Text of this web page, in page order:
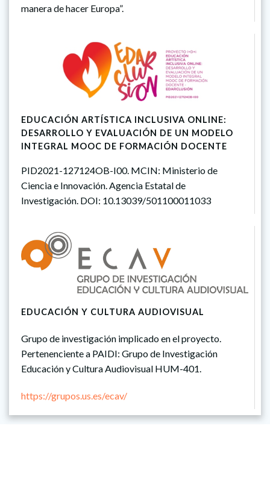
manera de hacer Europa”.
EDUCACIÓN ARTÍSTICA INCLUSIVA ONLINE:
DESARROLLO Y EVALUACIÓN DE UN MODELO
INTEGRAL MOOC DE FORMACIÓN DOCENTE
PID2021-127124OB-I00. MCIN: Ministerio de
Ciencia e Innovación. Agencia Estatal de
Investigación. DOI: 10.13039/501100011033
EDUCACIÓN Y CULTURA AUDIOVISUAL
Grupo de investigación implicado en el proyecto.
Pertenenciente a PAIDI: Grupo de Investigación
Educación y Cultura Audiovisual HUM-401.
https://grupos.us.es/ecav/